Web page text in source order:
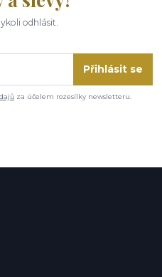
odhlásit.
Přihlásit se
za účelem rozesílky newsletteru.